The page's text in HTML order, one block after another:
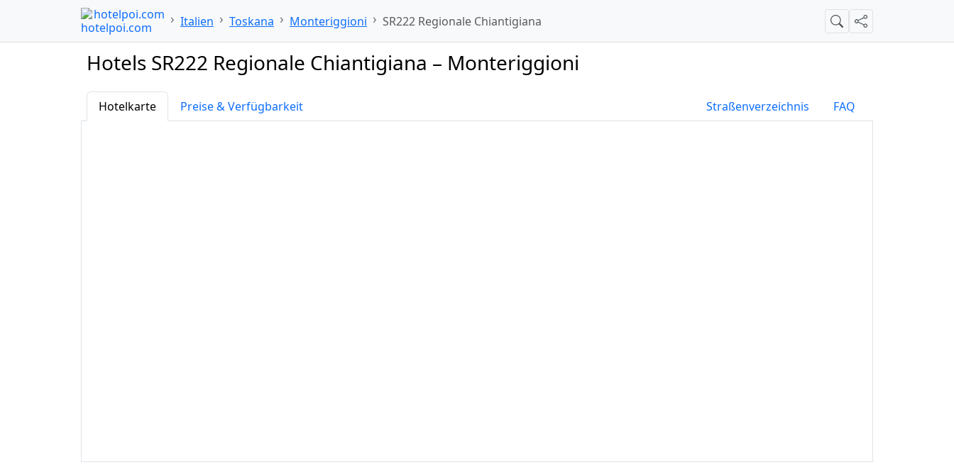
hotelpoi.com Italien Toskana Monteriggioni SR222 Regionale Chiantigiana SucheTeilen
Hotels SR222 Regionale Chiantigiana – Monteriggioni
Hotelkarte Preise & Verfügbarkeit Straßenverzeichnis FAQ